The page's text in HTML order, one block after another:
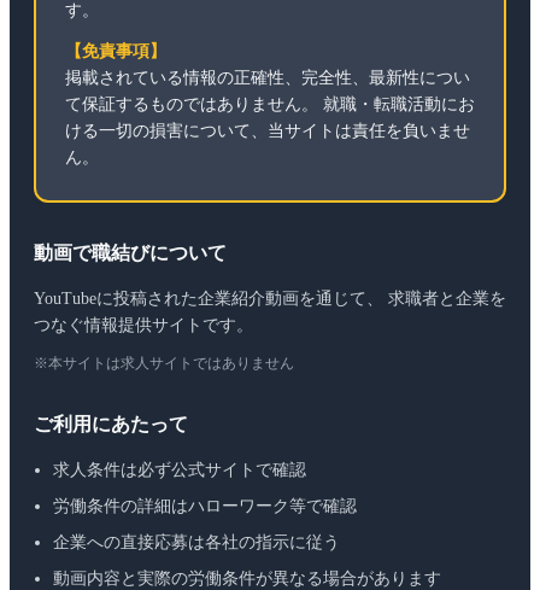
す。
【免責事項】
掲載されている情報の正確性、完全性、最新性につい
て保証するものではありません。 就職・転職活動にお
ける一切の損害について、当サイトは責任を負いませ
ん。
動画で職結びについて
YouTubeに投稿された企業紹介動画を通じて、 求職者と企業を
つなぐ情報提供サイトです。
※本サイトは求人サイトではありません
ご利用にあたって
求人条件は必ず公式サイトで確認
労働条件の詳細はハローワーク等で確認
企業への直接応募は各社の指示に従う
動画内容と実際の労働条件が異なる場合があります